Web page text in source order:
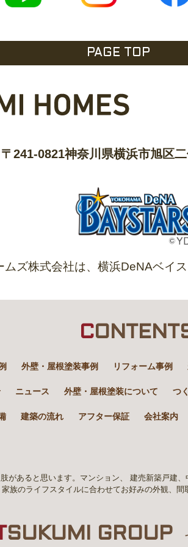
PAGE TOP
〒241-0821神奈川県横浜市旭区
ズ株式会社は、 横浜DeNAベイ
C
外壁・屋根塗装事例 リフォーム事例
ニュース 外壁・屋根塗装について つ
建築の流れ アフター保証 会社案内
があると思います。マンション、 建売新築戸建
族のライフスタイルに合わせてお好みの外観、
SUKUMI GROUP